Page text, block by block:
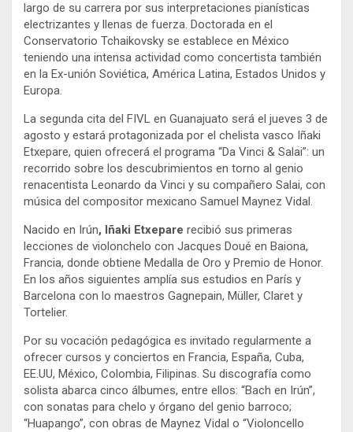
largo de su carrera por sus interpretaciones pianísticas
electrizantes y llenas de fuerza. Doctorada en el
Conservatorio Tchaikovsky se establece en México
teniendo una intensa actividad como concertista también
en la Ex-unión Soviética, América Latina, Estados Unidos y
Europa.
La segunda cita del FIVL en Guanajuato será el jueves 3 de
agosto y estará protagonizada por el chelista vasco Iñaki
Etxepare, quien ofrecerá el programa “Da Vinci & Salai”: un
recorrido sobre los descubrimientos en torno al genio
renacentista Leonardo da Vinci y su compañero Salai, con
música del compositor mexicano Samuel Maynez Vidal.
Nacido en Irún, Iñaki Etxepare recibió sus primeras
lecciones de violonchelo con Jacques Doué en Baiona,
Francia, donde obtiene Medalla de Oro y Premio de Honor.
En los años siguientes amplía sus estudios en París y
Barcelona con lo maestros Gagnepain, Müller, Claret y
Tortelier.
Por su vocación pedagógica es invitado regularmente a
ofrecer cursos y conciertos en Francia, España, Cuba,
EE.UU, México, Colombia, Filipinas. Su discografía como
solista abarca cinco álbumes, entre ellos: “Bach en Irún”,
con sonatas para chelo y órgano del genio barroco;
“Huapango”, con obras de Maynez Vidal o “Violoncello